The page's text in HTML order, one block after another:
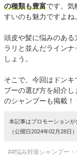
の種類も豊富です。気
すいのも魅力ですよね。
頭皮や髪に悩みのあ
ラリと並んだライン
しょう。
そこで、今回はドン
プーの選び方を紹介
のシャンプーも掲載！
本記事はプロモーション
（公開日2024年02月28日）
##悩み対策シャンプー・